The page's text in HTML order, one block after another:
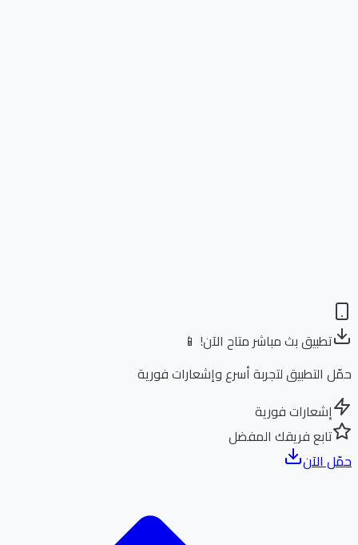
تطبيق بث مباشر متاح الآن! 📱
التطبيق لتجربة أسرع وإشعارات فورية
إشعارات فورية
تابع فريقك المفضل
الآن